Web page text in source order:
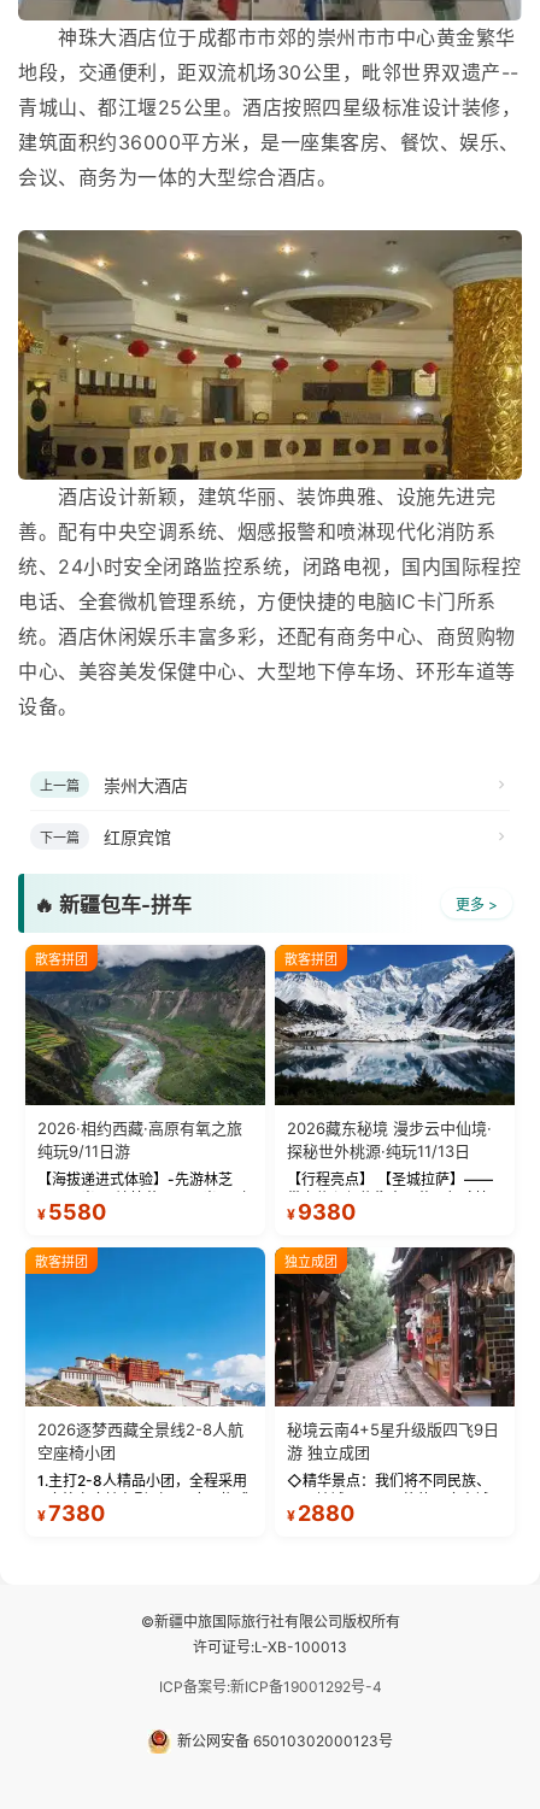
神珠大酒店位于成都市市郊的崇州市市中心黄金繁华
地段，交通便利，距双流机场30公里，毗邻世界双遗产--
青城山、都江堰25公里。酒店按照四星级标准设计装修，
建筑面积约36000平方米，是一座集客房、餐饮、娱乐、
会议、商务为一体的大型综合酒店。
酒店设计新颖，建筑华丽、装饰典雅、设施先进完
善。配有中央空调系统、烟感报警和喷淋现代化消防系
统、24小时安全闭路监控系统，闭路电视，国内国际程控
电话、全套微机管理系统，方便快捷的电脑IC卡门所系
统。酒店休闲娱乐丰富多彩，还配有商务中心、商贸购物
中心、美容美发保健中心、大型地下停车场、环形车道等
设备。
上一篇 崇州大酒店
下一篇 红原宾馆
🔥 新疆包车-拼车 更多 >
散客拼团
2026·相约西藏·高原有氧之旅
纯玩9/11日游
【海拔递进式体验】-先游林芝
(2900米)再访拉萨(3650米)，亲
测 99%游客零高反 。 【贴心保
反根本不是事儿 ！ 【无人机航
拍】-雪山/圣湖/...
¥ 5580
散客拼团
2026藏东秘境 漫步云中仙境·
探秘世外桃源·纯玩11/13日
【行程亮点】 【圣城拉萨】——
带上信心与信仰去西藏，行吟拉
萨，感受这座城与生俱来的与众
城堡寺院于一体的宏伟建筑，是
西藏最完整的古代...
¥ 9380
散客拼团
2026逐梦西藏全景线2-8人航
空座椅小团
1.主打2-8人精品小团，全程采用
9座航空座椅车型（360度环抱式
座舱），提供VIP级别的舒适出行
¥7380
独立成团
秘境云南4+5星升级版四飞9日
游 独立成团
◇精华景点：我们将不同民族、
不同地域、不同风格的三座古城
—【大理古城、丽江古城、香格
¥ 2880
©新疆中旅国际旅行社有限公司版权所有
许可证号:L-XB-100013
ICP备案号:新ICP备19001292号-4
新公网安备 65010302000123号